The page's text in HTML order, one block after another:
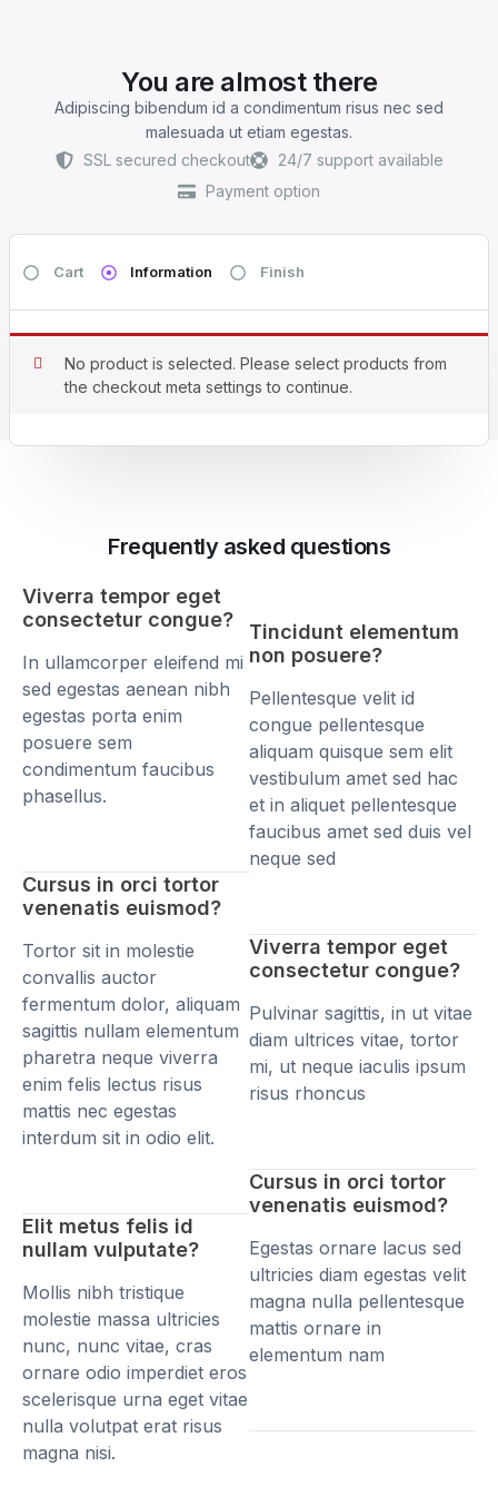
You are almost there
Adipiscing bibendum id a condimentum risus nec sed
malesuada ut etiam egestas.
SSL secured checkout
24/7 support available
Payment option
Cart Information Finish
No product is selected. Please select products from
the checkout meta settings to continue.
Frequently asked questions
Viverra tempor eget
consectetur congue?
In ullamcorper eleifend mi
sed egestas aenean nibh
egestas porta enim
posuere sem
condimentum faucibus
phasellus.
Cursus in orci tortor
venenatis euismod?
Tortor sit in molestie
convallis auctor
fermentum dolor, aliquam
sagittis nullam elementum
pharetra neque viverra
enim felis lectus risus
mattis nec egestas
interdum sit in odio elit.
Elit metus felis id
nullam vulputate?
Mollis nibh tristique
molestie massa ultricies
nunc, nunc vitae, cras
ornare odio imperdiet eros
scelerisque urna eget vitae
nulla volutpat erat risus
magna nisi.
Tincidunt elementum
non posuere?
Pellentesque velit id
congue pellentesque
aliquam quisque sem elit
vestibulum amet sed hac
et in aliquet pellentesque
faucibus amet sed duis vel
neque sed
Viverra tempor eget
consectetur congue?
Pulvinar sagittis, in ut vitae
diam ultrices vitae, tortor
mi, ut neque iaculis ipsum
risus rhoncus
Cursus in orci tortor
venenatis euismod?
Egestas ornare lacus sed
ultricies diam egestas velit
magna nulla pellentesque
mattis ornare in
elementum nam